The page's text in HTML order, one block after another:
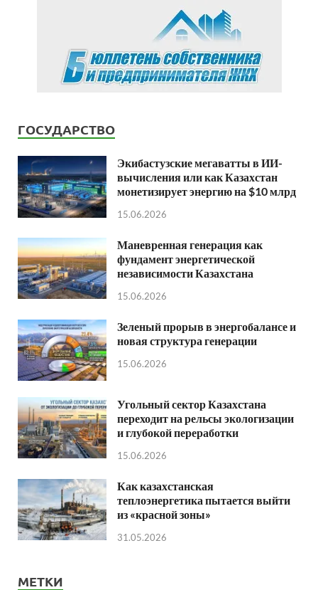
ГОСУДАРСТВО
Экибастузские мегаватты в ИИ-
вычисления или как Казахстан
монетизирует энергию на $10 млрд
15.06.2026
Маневренная генерация как
фундамент энергетической
независимости Казахстана
15.06.2026
Зеленый прорыв в энергобалансе и
новая структура генерации
15.06.2026
Угольный сектор Казахстана
переходит на рельсы экологизации
и глубокой переработки
15.06.2026
Как казахстанская
теплоэнергетика пытается выйти
из «красной зоны»
31.05.2026
МЕТКИ